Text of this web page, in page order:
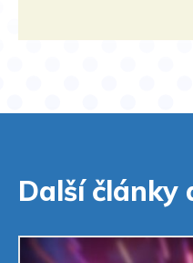
Další články